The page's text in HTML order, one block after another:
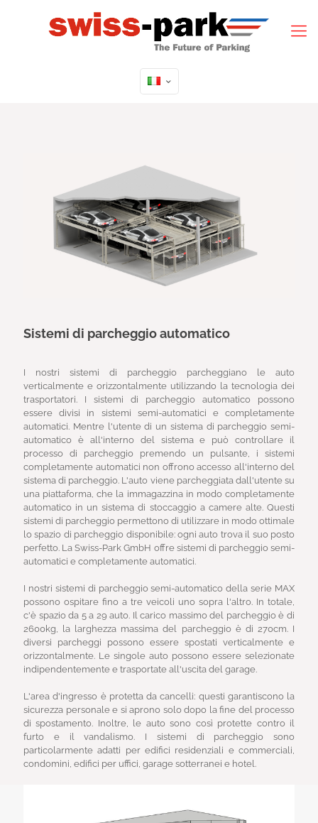
Sistemi di parcheggio automatico
I nostri sistemi di parcheggio parcheggiano le auto
verticalmente e orizzontalmente utilizzando la tecnologia dei
trasportatori. I sistemi di parcheggio automatico possono
essere divisi in sistemi semi-automatici e completamente
automatici. Mentre l'utente di un sistema di parcheggio semi-
automatico è all'interno del sistema e può controllare il
processo di parcheggio premendo un pulsante, i sistemi
completamente automatici non offrono accesso all'interno del
sistema di parcheggio. L'auto viene parcheggiata dall'utente su
una piattaforma, che la immagazzina in modo completamente
automatico in un sistema di stoccaggio a camere alte. Questi
sistemi di parcheggio permettono di utilizzare in modo ottimale
lo spazio di parcheggio disponibile: ogni auto trova il suo posto
perfetto. La Swiss-Park GmbH offre sistemi di parcheggio semi-
automatici e completamente automatici.
I nostri sistemi di parcheggio semi-automatico della serie MAX
possono ospitare fino a tre veicoli uno sopra l'altro. In totale,
c'è spazio da 5 a 29 auto. Il carico massimo del parcheggio è di
2600kg, la larghezza massima del parcheggio è di 270cm. I
diversi parcheggi possono essere spostati verticalmente e
orizzontalmente. Le singole auto possono essere selezionate
indipendentemente e trasportate all'uscita del garage.
L'area d'ingresso è protetta da cancelli: questi garantiscono la
sicurezza personale e si aprono solo dopo la fine del processo
di spostamento. Inoltre, le auto sono così protette contro il
furto e il vandalismo. I sistemi di parcheggio sono
particolarmente adatti per edifici residenziali e commerciali,
condomini, edifici per uffici, garage sotterranei e hotel.